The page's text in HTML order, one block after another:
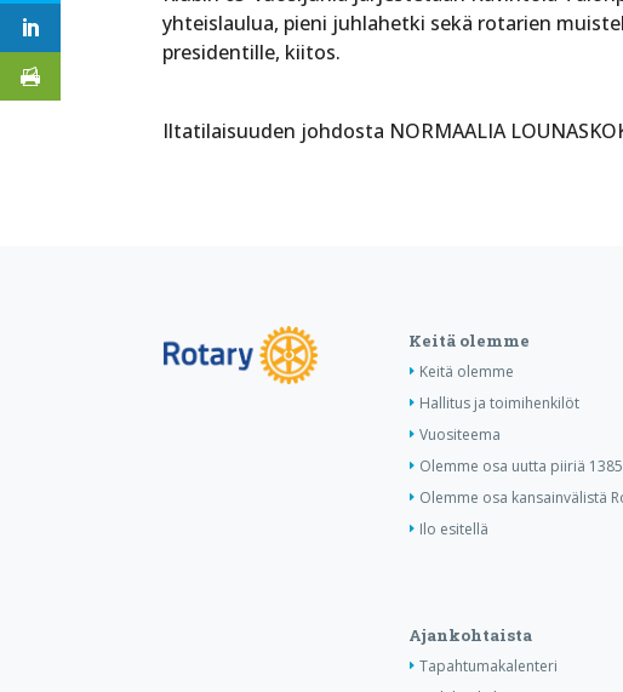
yhteislaulua, pieni juhlahetki sekä rotarien
presidentille, kiitos.
Iltatilaisuuden johdosta NORMAALIA
Keitä olemme
Keitä olemme
Hallitus ja toimihenkilöt
Vuositeema
Olemme osa uutta piiriä 1385
Olemme osa kansainvälistä
Ilo esitellä
Ajankohtaista
Tapahtumakalenteri